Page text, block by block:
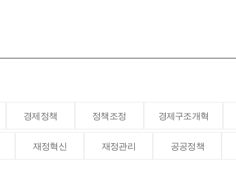
경제정책 정책조정 경제구조개혁
재정혁신 재정관리 공공정책